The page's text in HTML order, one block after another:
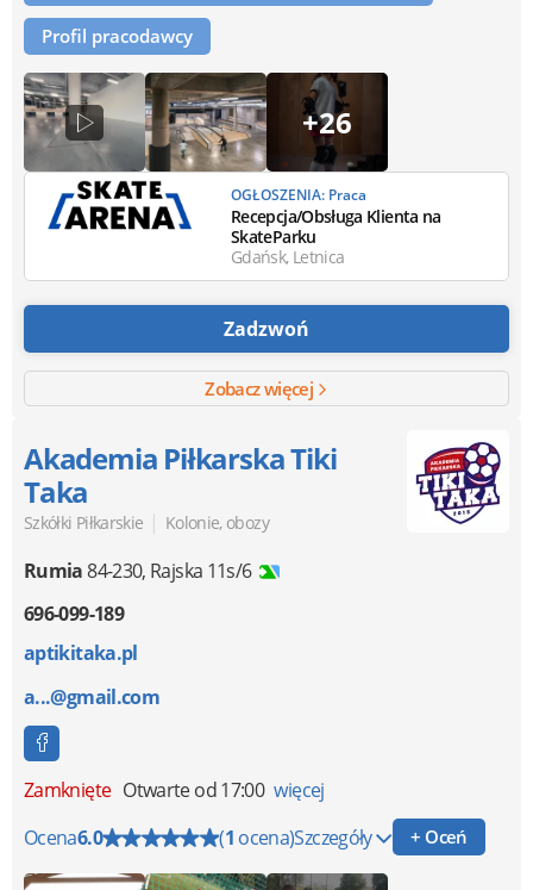
Profil pracodawcy
+26
OGŁOSZENIA: Praca
Recepcja/Obsługa Klienta na
SkateParku
Gdańsk, Letnica
Zadzwoń
Zobacz więcej
Akademia Piłkarska Tiki
Taka
Szkółki Piłkarskie | Kolonie, obozy
Rumia84-230, Rajska 11s/6
696-099-189
aptikitaka.pl
a...@gmail.com
Zamknięte Otwarte od 17:00 więcej
Ocena6.0 (1 ocena)Szczegóły + Oceń